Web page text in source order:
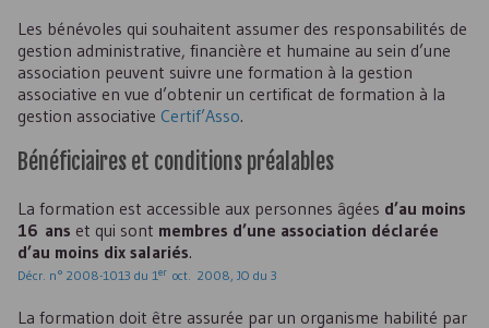
Les bénévoles qui souhaitent assumer des responsabilités de
gestion administrative, financière et humaine au sein d’une
association peuvent suivre une formation à la gestion
associative en vue d’obtenir un certificat de formation à la
gestion associative Certif’Asso.
Bénéficiaires et conditions préalables
La formation est accessible aux personnes âgées d’au moins
16 ans et qui sont membres d’une association déclarée
d’au moins dix salariés.
Décr. n° 2008-1013 du 1er oct. 2008, JO du 3
La formation doit être assurée par un organisme habilité par